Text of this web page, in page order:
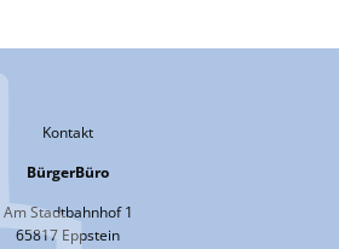
Kontakt
BürgerBüro
Am Stadtbahnhof 1
65817 Eppstein